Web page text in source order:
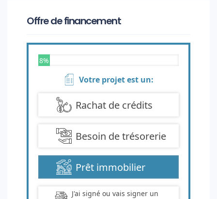
Offre de financement